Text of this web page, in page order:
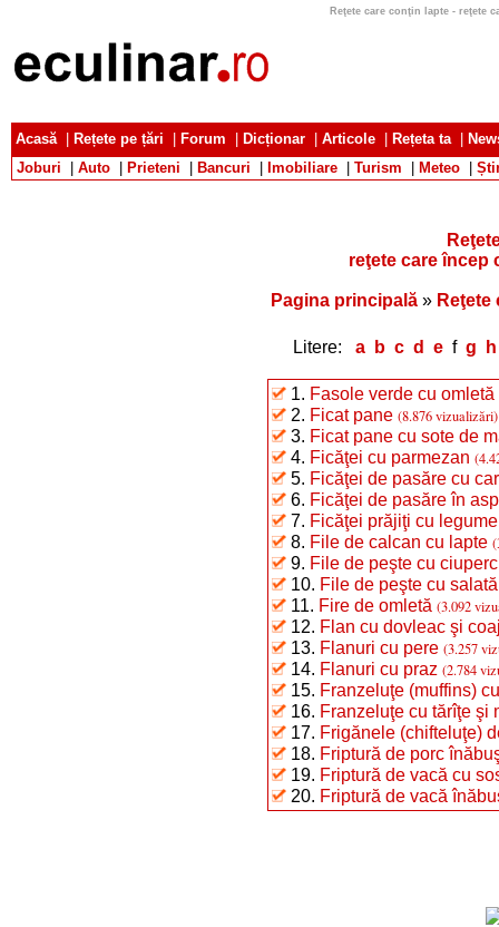
Reţete care conţin lapte - reţete
Acasă| Rețete pe țări Forum Dicționar Articole Rețeta ta|
Joburi
Auto Prieteni Bancuri Imobiliare Turism Meteo
reţete care încep
Pagina principală » Reţete
Litere: a b c d e f g h
1. Fasole verde cu
2. Ficat pane (8.876 vizualizări)
3. Ficat pane cu sote de
4. Ficăţei cu parmezan
5. Ficăţei de pasăre cu
6. Ficăţei de pasăre în
7. Ficăţei prăjiţi cu legume
8. File de calcan cu lapte
9. File de peşte cu
10. File de peşte cu
11. Fire de omletă (3.092
12. Flan cu dovleac şi
13. Flanuri cu pere (3.257
14. Flanuri cu praz (2.784
15. Franzeluţe (muffins)
16. Franzeluţe cu tărîţe şi
17. Frigănele (chifteluţe)
18. Friptură de porc
19. Friptură de vacă cu
20. Friptură de vacă